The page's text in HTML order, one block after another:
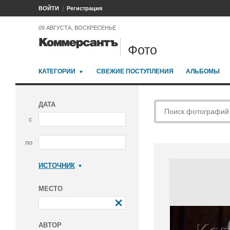
ВОЙТИ Регистрация
09 АВГУСТА, ВОСКРЕСЕНЬЕ
Фото
КАТЕГОРИИ СВЕЖИЕ ПОСТУПЛЕНИЯ АЛЬБОМЫ
ДАТА
с
по
ИСТОЧНИК
МЕСТО
АВТОР